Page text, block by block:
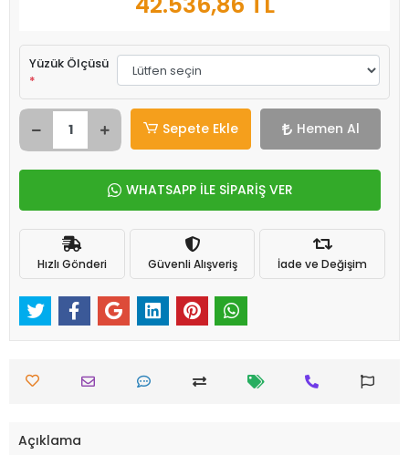
Yüzük Ölçüsü
*
Sepete Ekle Hemen Al
WHATSAPP İLE SİPARİŞ VER
Hızlı Gönderi Güvenli Alışveriş İade ve Değişim
Açıklama